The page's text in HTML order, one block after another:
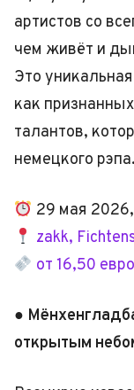
артистов со
чем живёт и
Это
как
талантов,
немецкого рэпа.
29 мая
zakk,
от 16,50 евро
●
открытым